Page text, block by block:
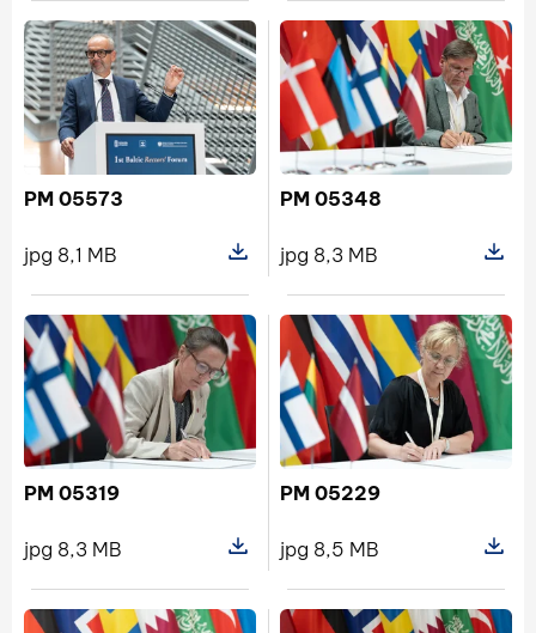
PM 05573
jpg 8,1 MB
Pokaż szczegóły pliku PM 05573
PM 05348
jpg 8,3 MB
PM 05319
jpg 8,3 MB
Pokaż szczegóły pliku PM 05319
PM 05229
jpg 8,5 MB